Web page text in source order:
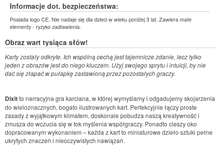
Informacje dot. bezpieczeństwa:
Posiada logo CE. Nie nadaje się dla dzieci w wieku poniżej 3 lat. Zawiera małe
elementy - ryzyko zadławienia.
Obraz wart tysiąca słów!
Karty zostały odkryte. Ich wspólną cechą jest tajemnicze zdanie, lecz tylko
jeden z obrazów jest do niego kluczem. Użyj swojego sprytu i intuicji, by nie
dać się złapać w pułapkę zastawioną przez pozostałych graczy.
Dixitto narracyjna gra karciana, w której wymyślamy i odgadujemy skojarzenia
do wieloznacznych, bogato ilustrowanych kart. Perfekcyjnie łączy proste
zasady z wyjątkowym klimatem, doskonale pobudza naszą kreatywność i
zmusza do wczucia się w tok myślenia współgraczy. Ponadto cieszy oko
dopracowanym wykonaniem – każda z kart to miniaturowe dzieło sztuki pełne
ukrytych znaczeń i nieoczywistych nawiązań.